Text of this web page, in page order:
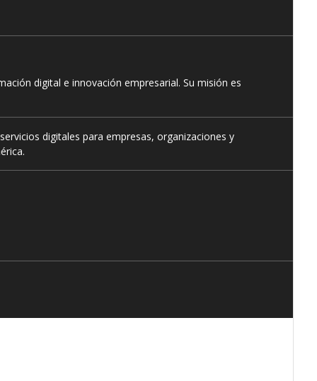
digital e innovación empresarial. Su misión es
digitales para empresas, organizaciones y